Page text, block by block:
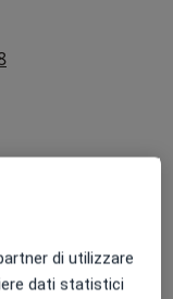
online
di utilizzare
dati statistici